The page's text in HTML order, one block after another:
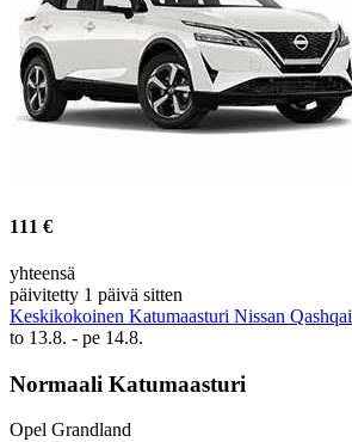
111 €
yhteensä
päivitetty 1 päivä sitten
Keskikokoinen Katumaasturi Nissan Qashqai
to 13.8. - pe 14.8.
Normaali Katumaasturi
Opel Grandland